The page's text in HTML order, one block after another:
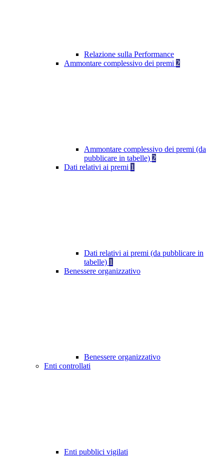
Relazione sulla Performance
Ammontare complessivo dei premi 2
Ammontare complessivo dei premi (da
pubblicare in tabelle) 2
Dati relativi ai premi 1
Dati relativi ai premi (da pubblicare in
tabelle) 1
Benessere organizzativo
Benessere organizzativo
Enti controllati
Enti pubblici vigilati